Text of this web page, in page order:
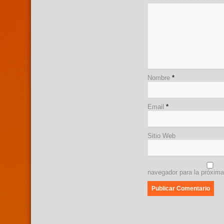
Nombre *
Email *
Sitio Web
navegador para la